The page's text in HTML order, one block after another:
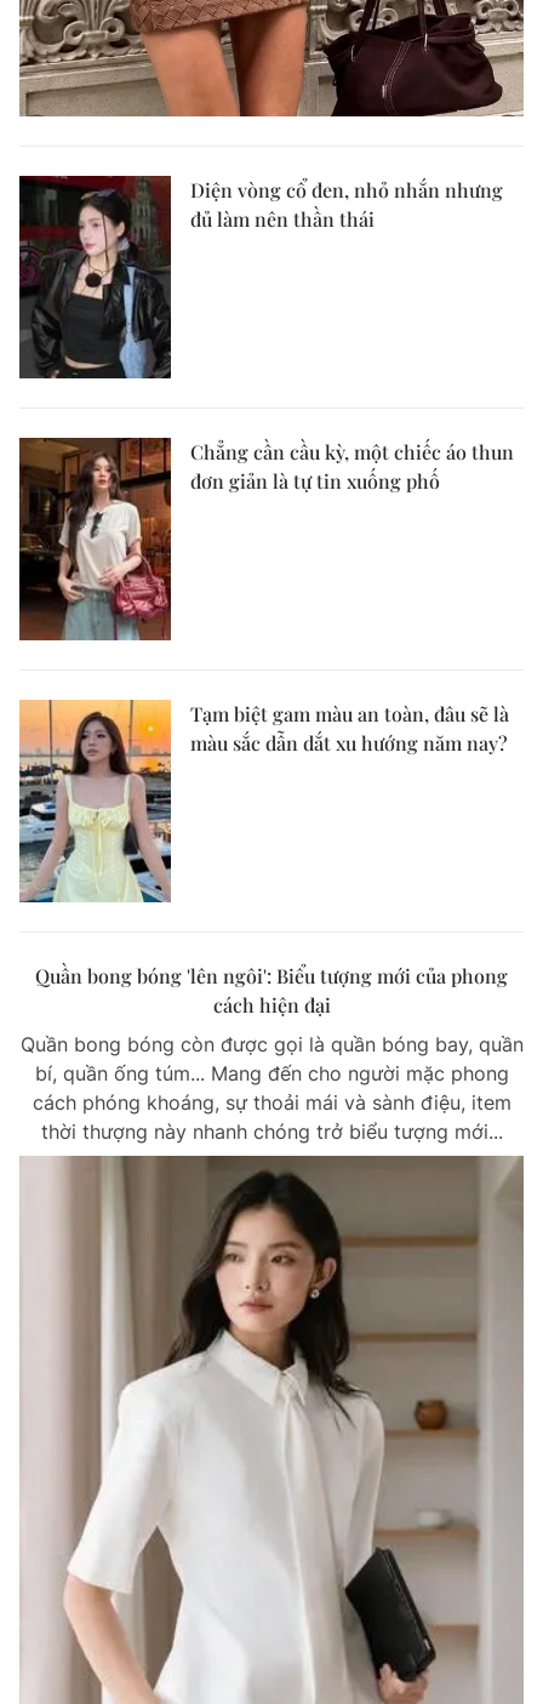
Diện vòng cổ đen, nhỏ nhắn nhưng
đủ làm nên thần thái
Chẳng cần cầu kỳ, một chiếc áo thun
đơn giản là tự tin xuống phố
Tạm biệt gam màu an toàn, đâu sẽ là
màu sắc dẫn dắt xu hướng năm nay?
Quần bong bóng 'lên ngôi': Biểu tượng mới của phong
cách hiện đại
Quần bong bóng còn được gọi là quần bóng bay, quần
bí, quần ống túm... Mang đến cho người mặc phong
cách phóng khoáng, sự thoải mái và sành điệu, item
thời thượng này nhanh chóng trở biểu tượng mới...